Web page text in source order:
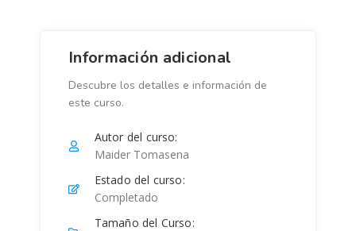
Información adicional
Descubre los detalles e información de
este curso.
Autor del curso:
Maider Tomasena
Estado del curso:
Completado
Tamaño del Curso: